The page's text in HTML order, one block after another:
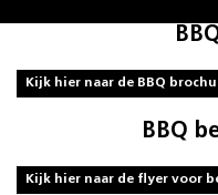
Kijk hier naar de BBQ
BBQ
Kijk hier naar de flyer voor